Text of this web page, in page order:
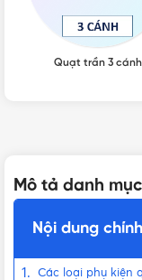
Quạt trần 3 cánh
Mô tả danh
Nội dung chính
Các loại phụ kiện